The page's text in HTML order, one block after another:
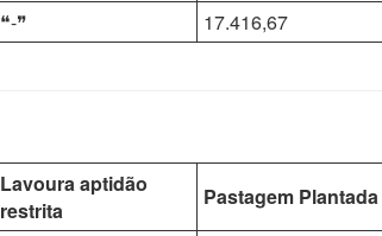
❝-❞ 17.416,67
Lavoura aptidão
restrita
Pastagem Plantada